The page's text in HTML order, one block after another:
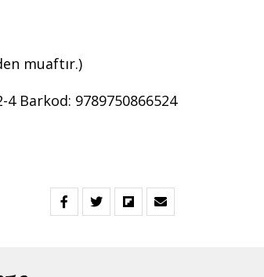
muaftır.)
4 Barkod: 9789750866524